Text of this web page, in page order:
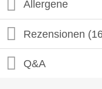
Allergene
Rezensionen
Q&A